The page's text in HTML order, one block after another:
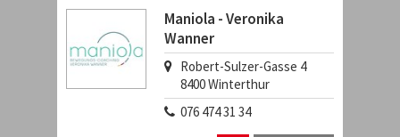
Maniola - Veronika
Wanner
Robert-Sulzer-Gasse 4
8400Winterthur
076 474 31 34